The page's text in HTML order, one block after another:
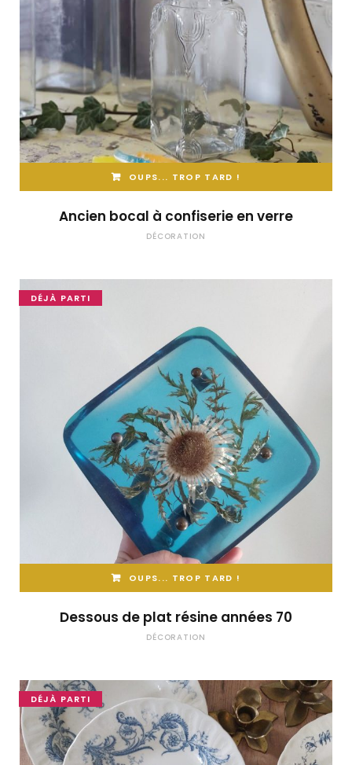
OUPS... TROP TARD !
Ancien bocal à confiserie en verre
DÉCORATION
DÉJÀ PARTI
OUPS... TROP TARD !
Dessous de plat résine années 70
DÉCORATION
DÉJÀ PARTI